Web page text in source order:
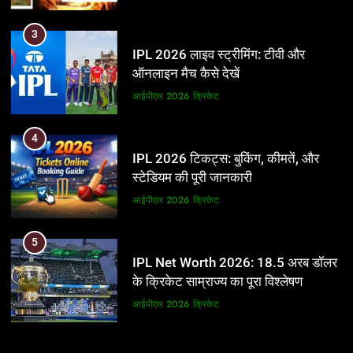
3
IPL 2026 लाइव स्ट्रीमिंग: टीवी और
ऑनलाइन मैच कैसे देखें
आईपीएल 2026 क्रिकेट
4
IPL 2026 टिकट्स: बुकिंग, कीमतें, और
स्टेडियम की पूरी जानकारी
आईपीएल 2026 क्रिकेट
5
IPL Net Worth 2026: 18.5 अरब डॉलर
के क्रिकेट साम्राज्य का पूरा विश्लेषण
आईपीएल 2026 क्रिकेट